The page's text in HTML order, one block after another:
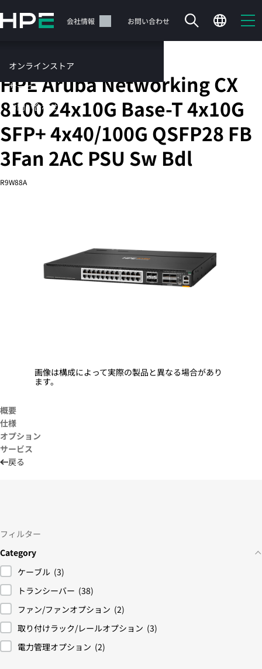
イ
テ
ツ
ス
キ
ッ
す
サポート 会社情報 お問い合わせ
オンラインストア
サービス
お問い合わせ
カートは空です
固定ポートL3管理型Ethernetスイッチ
HPE Aruba Networking CX
8100 24x10G Base-T 4x10G
SFP+ 4x40/100G QSFP28 FB
3Fan 2AC PSU Sw Bdl
R9W88A
画像は構成によって実際の製品と異なる場合があり
ます。
概要
仕様
オプション
サービス
戻る
フィルター
Category
ケーブル (3)
トランシーバー (38)
ファン/ファンオプション (2)
取り付けラック/レールオプション (3)
電力管理オプション (2)